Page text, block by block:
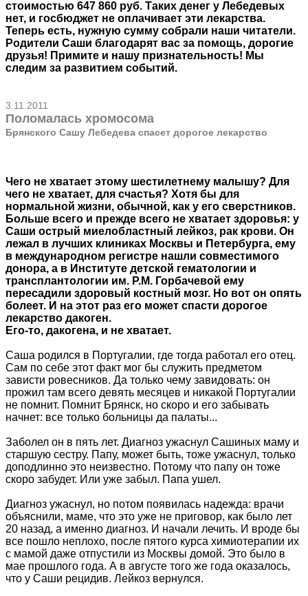
стоимостью 647 860 руб. Таких денег у Лебедевых
нет, и госбюджет не оплачивает эти лекарства.
Теперь есть, нужную сумму собрали наши читатели.
Родители Саши благодарят вас за помощь, дорогие
друзья! Примите и нашу признательность! Мы
следим за развитием событий.
3.11.2011
Поломалась хромосома
Брянского Сашу Лебедева спасет дорогое лекарство
Чего не хватает этому шестилетнему малышу? Для
чего не хватает, для счастья? Хотя бы для
нормальной жизни, обычной, как у его сверстников.
Больше всего и прежде всего не хватает здоровья: у
Саши острый миелобластный лейкоз, рак крови. Он
лежал в лучших клиниках Москвы и Петербурга, ему
в международном регистре нашли совместимого
донора, а в Институте детской гематологии и
трансплантологии им. Р.М. Горбачевой ему
пересадили здоровый костный мозг. Но вот он опять
болеет. И на этот раз его может спасти дорогое
лекарство дакоген.
Его-то, дакогена, и не хватает.
Саша родился в Португалии, где тогда работал его отец.
Сам по себе этот факт мог бы служить предметом
зависти ровесников. Да только чему завидовать: он
прожил там всего девять месяцев и никакой Португалии
не помнит. Помнит Брянск, но скоро и его забывать
начнет: все только больницы да палаты...
Заболел он в пять лет. Диагноз ужаснул Сашиных маму и
старшую сестру. Папу, может быть, тоже ужаснул, только
доподлинно это неизвестно. Потому что папу он тоже
скоро забудет. Или уже забыл. Папа ушел.
Диагноз ужаснул, но потом появилась надежда: врачи
объяснили, маме, что это уже не приговор, как было лет
20 назад, а именно диагноз. И начали лечить. И вроде бы
все пошло неплохо, после пятого курса химиотерапии их
с мамой даже отпустили из Москвы домой. Это было в
мае прошлого года. А в августе того же года оказалось,
что у Саши рецидив. Лейкоз вернулся.